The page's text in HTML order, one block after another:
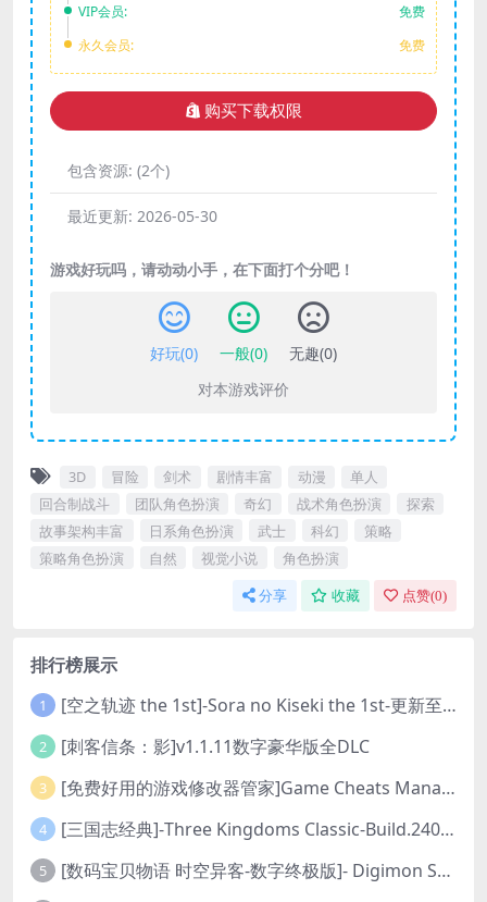
VIP会员:
免费
永久会员:
免费
购买下载权限
包含资源: (2个)
最近更新: 2026-05-30
游戏好玩吗，请动动小手，在下面打个分吧！
好玩(0) 一般(0) 无趣(0)
对本游戏评价
3D 冒险 剑术 剧情丰富 动漫
单人
回合制战斗
团队角色扮演 奇幻 战术角色扮演
探索
故事架构丰富
日系角色扮演 武士 科幻
策略
策略角色扮演
自然 视觉小说 角色扮演
分享 收藏 点赞(0)
排行榜展示
1 [空之轨迹 the 1st]-Sora no Kiseki the 1st-更新至v1.06.4-全DLC
2 [刺客信条：影]v1.1.11数字豪华版全DLC
3 [免费好用的游戏修改器管家]Game Cheats Manager
4 [三国志经典]-Three Kingdoms Classic-Build.24048091-v1.0.0+5
5
[数码宝贝物语 时空异客-数字终极版]- Digimon Story Time Stranger-Build.23514637